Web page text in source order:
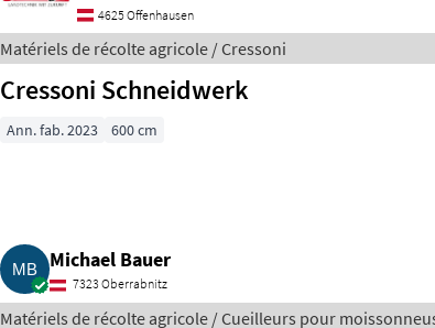
4625 Offenhausen
Matériels de récolte agricole / Cressoni
Cressoni Schneidwerk
Ann. fab. 2023 600 cm
Michael Bauer
7323 Oberrabnitz
Matériels de récolte agricole / Cueilleurs pour